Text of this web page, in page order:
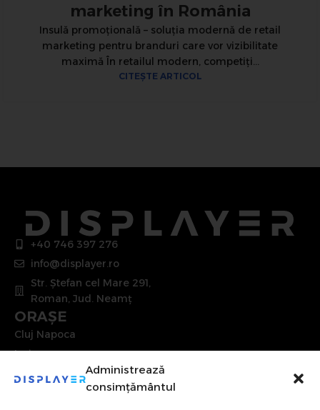
Administrează
consimțământul
marketing în România
Insulă promoțională – soluția modernă de retail
marketing pentru branduri care vor vizibilitate
maximă În retailul modern, competiți...
CITEȘTE ARTICOL
+40 746 397 276
info@displayer.ro
Str. Ștefan cel Mare 291,
Roman, Jud. Neamț
ORAȘE
Cluj Napoca
Iași
Brașov